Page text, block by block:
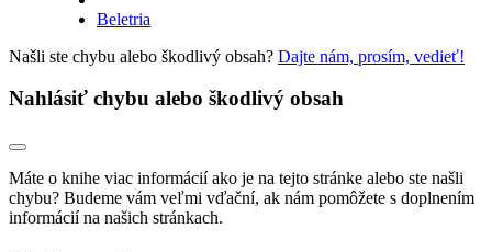
Beletria
Našli ste chybu alebo škodlivý obsah? Dajte nám, prosím, vedieť!
Nahlásiť chybu alebo škodlivý obsah
Máte o knihe viac informácií ako je na tejto stránke alebo ste našli
chybu? Budeme vám veľmi vďační, ak nám pomôžete s doplnením
informácií na našich stránkach.